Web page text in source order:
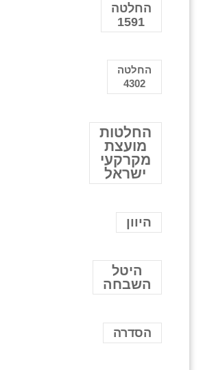
החלטה
1591
החלטה
4302
החלטות
מועצת
מקרקעי
ישראל
היוון
היטל
השבחה
הסדרה